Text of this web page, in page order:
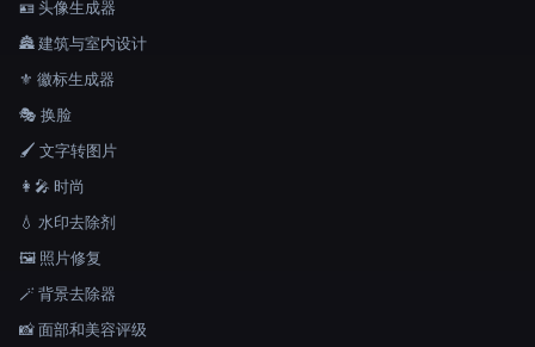
🪪 头像生成器
🏯 建筑与室内设计
⚜️ 徽标生成器
🎭 换脸
🖌️ 文字转图片
👩‍🎤 时尚
💧 水印去除剂
🖼️ 照片修复
🪄 背景去除器
📸 面部和美容评级